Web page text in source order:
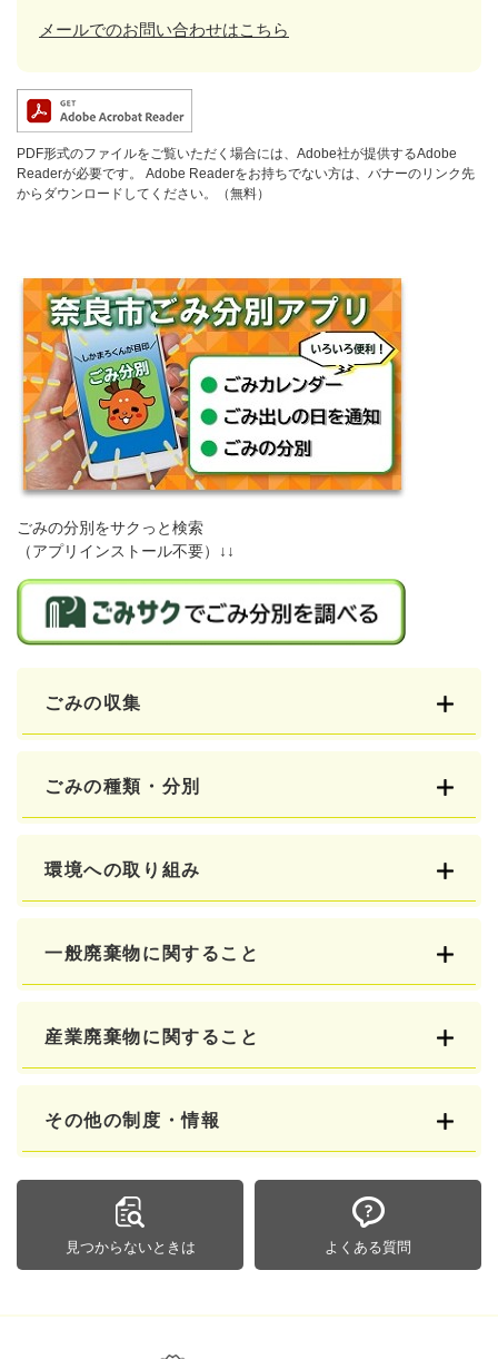
メールでのお問い合わせはこちら
PDF形式のファイルをご覧いただく場合には、Adobe社が提供するAdobe
Readerが必要です。
Adobe Readerをお持ちでない方は、バナーのリンク先
からダウンロードしてください。（無料）
ごみの分別をサクっと検索
（アプリインストール不要）↓↓
ごみの収集
ごみの種類・分別
環境への取り組み
一般廃棄物に関すること
産業廃棄物に関すること
その他の制度・情報
見つからないときは よくある質問